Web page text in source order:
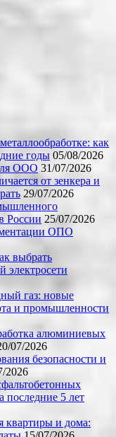
как
годы 05/08/2026
ООО 31/07/2026
от зенкера и
29/07/2026
России 25/07/2026
ОПО
выбрать
электросети
газ: новые
и промышленности
алюминиевых
07/2026
безопасности и
2026
последние 5 лет
квартиры и дома: